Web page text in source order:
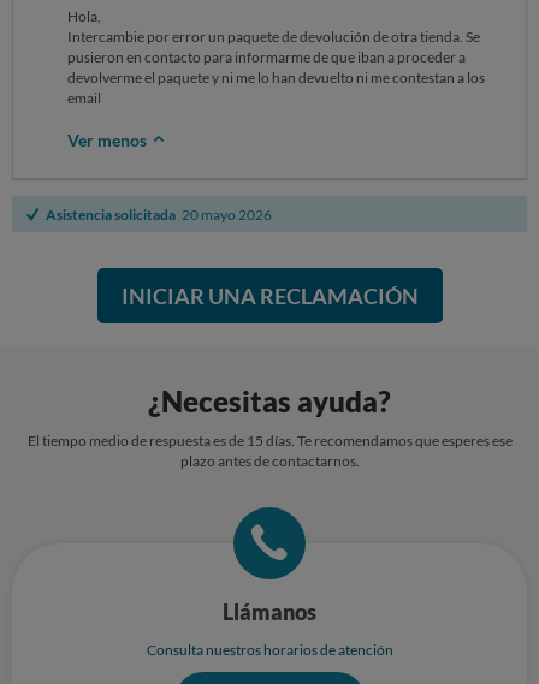
Hola,
Intercambie por error un paquete de devolución de otra tienda. Se
pusieron en contacto para informarme de que iban a proceder a
devolverme el paquete y ni me lo han devuelto ni me contestan a los
email
Ver menos
Asistencia solicitada 20 mayo 2026
INICIAR UNA RECLAMACIÓN
¿Necesitas ayuda?
El tiempo medio de respuesta es de 15 días. Te recomendamos que esperes ese
plazo antes de contactarnos.
Llámanos
Consulta nuestros horarios de atención